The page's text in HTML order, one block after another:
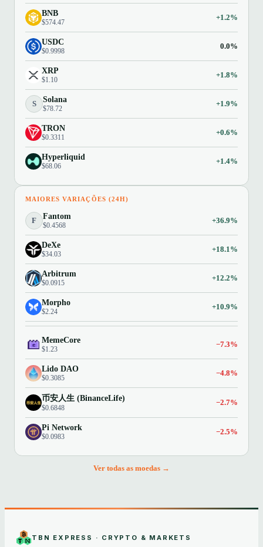
BNB
$574.47
+1.2%
USDC
$0.9998
0.0%
XRP
$1.10
+1.8%
S Solana
$78.72
+1.9%
TRON
$0.3311
+0.6%
Hyperliquid
$68.06
+1.4%
MAIORES VARIAÇÕES (24H)
F Fantom
$0.4568
+36.9%
DeXe
$34.03
+18.1%
Arbitrum
$0.0915
+12.2%
Morpho
$2.24
+10.9%
MemeCore
$1.23
−7.3%
Lido DAO
$0.3085
−4.8%
币安人生 (BinanceLife)
$0.6848
−2.7%
Pi Network
$0.0983
−2.5%
Ver todas as moedas →
TBN EXPRESS · CRYPTO & MARKETS